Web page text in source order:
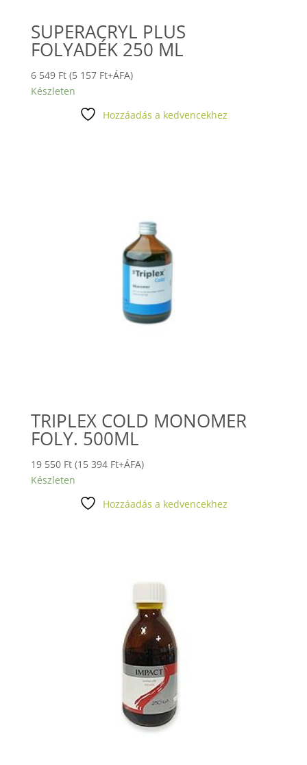
SUPERACRYL PLUS
FOLYADÉK 250 ML
6 549 Ft (5 157 Ft+ÁFA)
Készleten
Hozzáadás a kedvencekhez
TRIPLEX COLD MONOMER
FOLY. 500ML
19 550 Ft (15 394 Ft+ÁFA)
Készleten
Hozzáadás a kedvencekhez